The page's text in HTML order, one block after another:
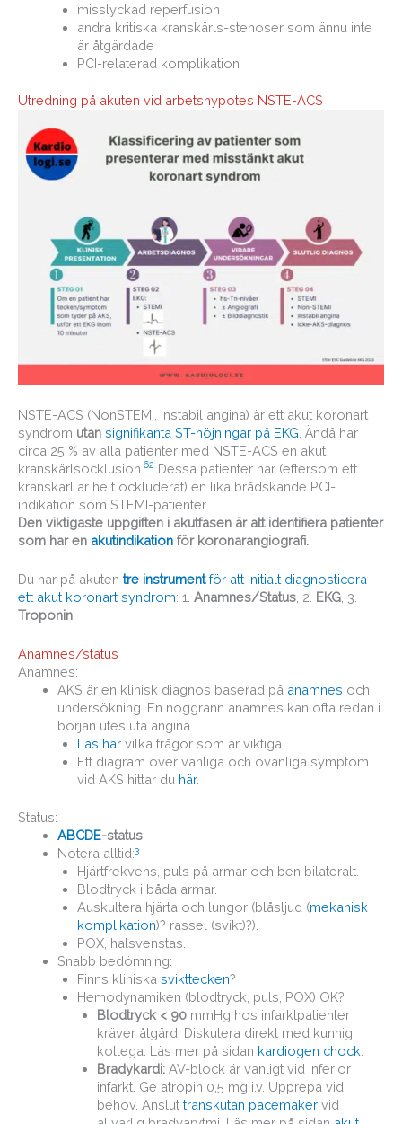
misslyckad reperfusion
andra kritiska kranskärls-stenoser som ännu inte
är åtgärdade
PCI-relaterad komplikation
Utredning på akuten vid arbetshypotes NSTE-ACS
NSTE-ACS (NonSTEMI, instabil angina) är ett akut koronart
syndrom utan signifikanta ST-höjningar på EKG . Ändå har
circa 25 % av alla patienter med NSTE-ACS en akut
kranskärlsocklusion. 62 Dessa patienter har (eftersom ett
kranskärl är helt ockluderat) en lika brådskande PCI-
indikation som STEMI-patienter.
Den viktigaste uppgiften i akutfasen är att identifiera patienter
som har en akutindikation för koronarangiografi.
Du har på akuten tre instrumentför att initialt diagnosticera
ett akut koronart syndrom: 1. Anamnes/Status , 2. EKG , 3.
Troponin
Anamnes/status
Anamnes:
AKS är en klinisk diagnos baserad på anamnes och
undersökning. En noggrann anamnes kan ofta redan i
början utesluta angina.
Läs här vilka frågor som är viktiga
Ett diagram över vanliga och ovanliga symptom
vid AKS hittar du här.
Status:
ABCDE-status
Notera alltid:3
Hjärtfrekvens, puls på armar och ben bilateralt.
Blodtryck i båda armar.
Auskultera hjärta och lungor (blåsljud (mekanisk
komplikation)? rassel (svikt)?).
POX, halsvenstas.
Snabb bedömning:
Finns kliniska svikttecken?
Hemodynamiken (blodtryck, puls, POX) OK?
Blodtryck < 90mmHg hos infarktpatienter
kräver åtgärd. Diskutera direkt med kunnig
kollega. Läs mer på sidan kardiogen chock
Bradykardi:AV-block är vanligt vid inferior
infarkt. Ge atropin 0,5 mg i.v. Upprepa vid
behov. Anslut transkutan pacemakervid